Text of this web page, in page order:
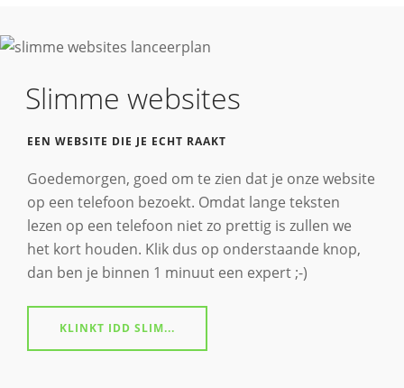
Slimme websites
EEN WEBSITE DIE JE ECHT RAAKT
Goedemorgen, goed om te zien dat je onze website
op een telefoon bezoekt. Omdat lange teksten
lezen op een telefoon niet zo prettig is zullen we
het kort houden. Klik dus op onderstaande knop,
dan ben je binnen 1 minuut een expert ;-)
KLINKT IDD SLIM...